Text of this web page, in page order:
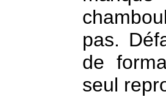
pas.
de
seul